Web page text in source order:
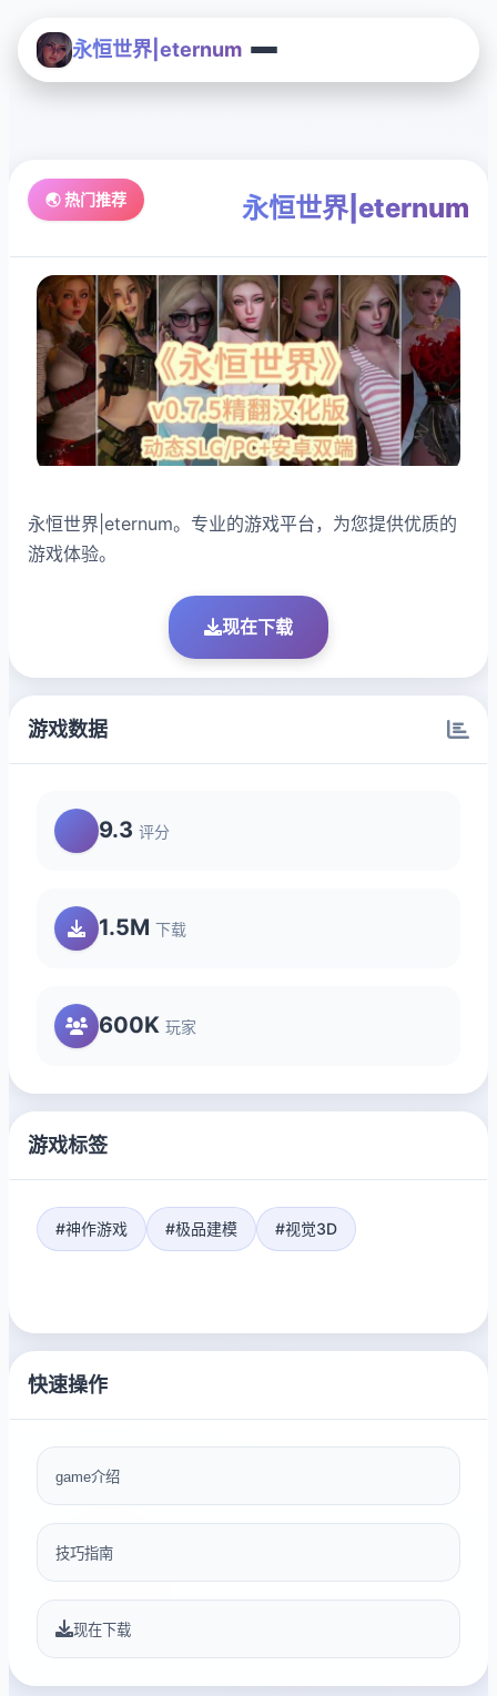
永恒世界|eternum
🌏 热门推荐 永恒世界|eternum
永恒世界|eternum。专业的游戏平台，为您提供优质的
游戏体验。
现在下载
游戏数据
9.3 评分
1.5M 下载
600K 玩家
游戏标签
#神作游戏 #极品建模 #视觉3D
快速操作
game介绍
技巧指南
现在下载